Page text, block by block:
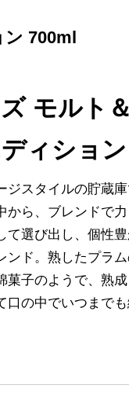
700ml
モルト
ィショ
ジスタイルの貯蔵
から、ブレンドで
て選び出し、個性
ンド。熟したプラ
菓子のようで、熟
口の中でいつまでも